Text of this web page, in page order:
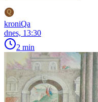
kroniQa
dnes, 13:30
2 min